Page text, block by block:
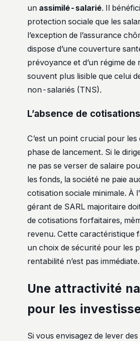
un assimilé-salarié. Il
protection sociale que les
l’exception de l’assurance
dispose d’une couverture
prévoyance et d’un régime de
souvent plus lisible que celui
non-salariés (TNS).
L’absence de
C’est un point crucial pour
phase de lancement. Si le
ne pas se verser de salaire
les fonds, la société ne paie
cotisation sociale minimale. À
gérant de SARL majoritaire
de cotisations forfaitaires,
revenu. Cette caractéristique
un choix de sécurité pour les
rentabilité n’est pas immédiate.
Une attractivité
pour les
Si vous envisagez de lever